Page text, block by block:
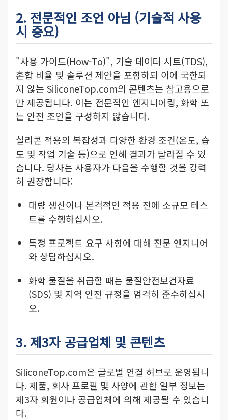
2. 전문적인 조언 아님 (기술적 사용
시 중요)
"사용 가이드(How-To)", 기술 데이터 시트(TDS),
혼합 비율 및 솔루션 제안을 포함하되 이에 국한되
지 않는 SiliconeTop.com의 콘텐츠는 참고용으로
만 제공됩니다. 이는 전문적인 엔지니어링, 화학 또
는 안전 조언을 구성하지 않습니다.
실리콘 적용의 복잡성과 다양한 환경 조건(온도, 습
도 및 작업 기술 등)으로 인해 결과가 달라질 수 있
습니다. 당사는 사용자가 다음을 수행할 것을 강력
히 권장합니다:
대량 생산이나 본격적인 적용 전에 소규모 테스
트를 수행하십시오.
특정 프로젝트 요구 사항에 대해 전문 엔지니어
와 상담하십시오.
화학 물질을 취급할 때는 물질안전보건자료
(SDS) 및 지역 안전 규정을 엄격히 준수하십시
오.
3. 제3자 공급업체 및 콘텐츠
SiliconeTop.com은 글로벌 연결 허브로 운영됩니
다. 제품, 회사 프로필 및 사양에 관한 일부 정보는
제3자 회원이나 공급업체에 의해 제공될 수 있습니
다.